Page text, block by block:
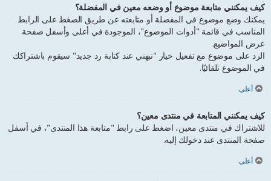
كيف يمكنني متابعة موضوع أو وضعه معين في المفضلة؟
يمكنك وضع موضوع في المفضلة أو متابعته عن طريق الضغط على الرابط
المناسب في قائمة "أدوات الموضوع"، الموجودة في أعلى وأسفل صفحة
عرض المواضيع.
الرد على موضوع مع تفعيل خيار "نبهني عند كتابة رد جديد" سيقوم باشتراكك
في الموضوع تلقائيًا.
أعلى
كيف يمكنني المتابعة في منتدى معين؟
للاشتراك في منتدى معين، اضغط على رابط "متابعة هذا المنتدى"، في أسفل
صفحة المنتدى عند دخولك إليه.
أعلى